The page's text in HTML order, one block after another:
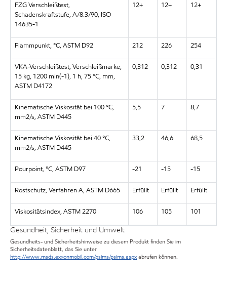
FZG Verschleißtest,
Schadenskraftstufe, A/8.3/90, ISO
14635-1
12+ 12+ 12+
Flammpunkt, °C, ASTM D92 212 226 254
VKA-Verschleißtest, Verschleißmarke,
15 kg, 1200 min(-1), 1 h, 75 °C, mm,
ASTM D4172
0,312 0,312 0,31
Kinematische Viskosität bei 100 °C,
mm2/s, ASTM D445
5,5 7 8,7
Kinematische Viskosität bei 40 °C,
mm2/s, ASTM D445
33,2 46,6 68,5
Pourpoint, °C, ASTM D97 -21 -15 -15
Rostschutz, Verfahren A, ASTM D665 Erfüllt Erfüllt Erfüllt
Viskositätsindex, ASTM 2270 106 105 101
Gesundheit, Sicherheit und Umwelt
Gesundheits- und Sicherheitshinweise zu diesem Produkt finden Sie im
Sicherheitsdatenblatt, das Sie unter
http://www.msds.exxonmobil.com/psims/psims.aspxabrufen können.